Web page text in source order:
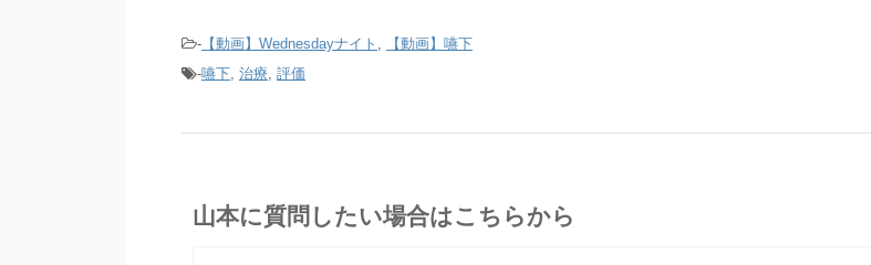
- 【動画】Wednesdayナイト ,
【動画】嚥下
-嚥下, 治療, 評価
山本に質問したい場合はこちらから